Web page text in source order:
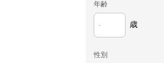
年齢
歳
性別